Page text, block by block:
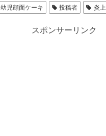
幼児顔面ケーキ 投稿者 炎上
スポンサーリンク